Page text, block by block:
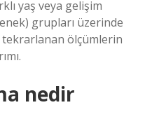
yaş veya gelişim
grupları üzerinde
ölçümlerin
nedir